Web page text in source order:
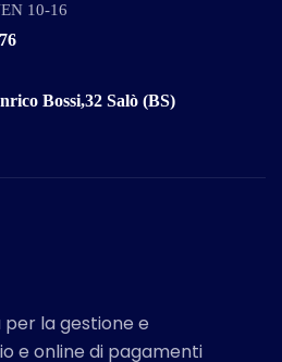
10-16
Bossi,32 Salò (BS)
la gestione e
e online di pagamenti